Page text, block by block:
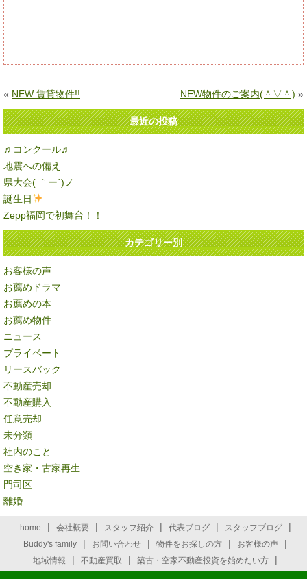
« NEW 賃貸物件!! NEW物件のご案内(＾▽＾) »
最近の投稿
♬コンクール♬
地震への備え
県大会( ｀ー´)ノ
誕生日
Zepp福岡で初舞台！！
カテゴリー別
お客様の声
お薦めドラマ
お薦めの本
お薦め物件
ニュース
プライベート
リースバック
不動産売却
不動産購入
任意売却
未分類
社内のこと
空き家・古家再生
門司区
離婚
home | 会社概要 | スタッフ紹介 | 代表ブログ | スタッフブログ |
Buddy's family | お問い合わせ | 物件をお探しの方 | お客様の声 |
地域情報 | 不動産買取 | 築古・空家不動産投資を始めたい方 |